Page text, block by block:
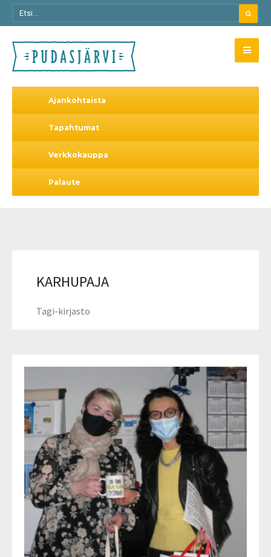
Ajankohtaista
Tapahtumat
Verkkokauppa
Palaute
KARHUPAJA
Tagi-kirjasto